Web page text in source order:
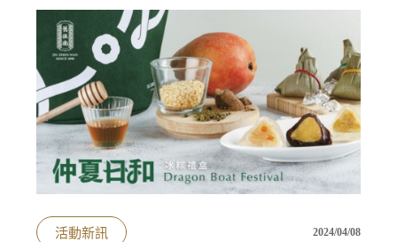
活動新訊 2024/04/08